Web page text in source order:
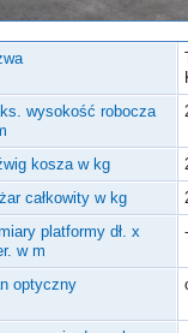
wysokość robocza
kosza w kg
całkowity w kg
platformy dł. x
w m
optyczny